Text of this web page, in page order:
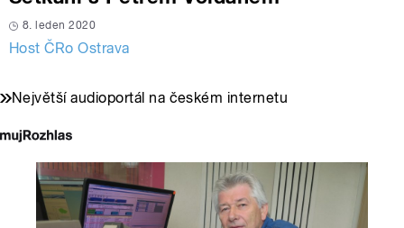
8. leden 2020
Host ČRo Ostrava
Největší audioportál na českém internetu